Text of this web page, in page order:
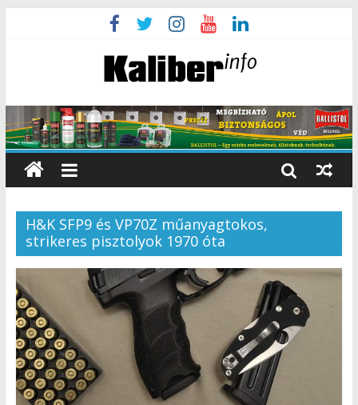
H&K SFP9 és VP70Z műanyagtokos,
strikeres pisztolyok 1970 óta